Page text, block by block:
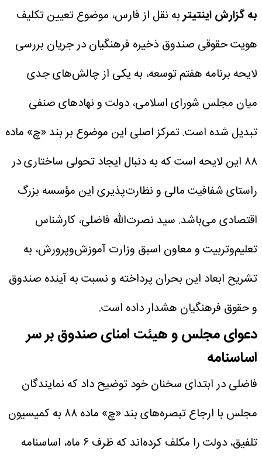
به گزارش اینتیتربه نقل از فارس، موضوع تعیین تکلیف
هویت حقوقی صندوق ذخیره فرهنگیان در جریان بررسی
لایحه برنامه هفتم توسعه، به یکی از چالش‌های جدی
میان مجلس شورای اسلامی، دولت و نهادهای صنفی
تبدیل شده است. تمرکز اصلی این موضوع بر بند «چ» ماده
۸۸ این لایحه است که به دنبال ایجاد تحولی ساختاری در
راستای شفافیت مالی و نظارت‌پذیری این مؤسسه بزرگ
اقتصادی می‌باشد. سید نصرت‌الله فاضلی، کارشناس
تعلیم‌و‌تربیت و معاون اسبق وزارت آموزش‌وپرورش، به
تشریح ابعاد این بحران پرداخته و نسبت به آینده صندوق
و حقوق فرهنگیان هشدار داده است.
دعوای مجلس و هیئت امنای صندوق بر سر
اساسنامه
فاضلی در ابتدای سخنان خود توضیح داد که نمایندگان
مجلس با ارجاع تبصره‌های بند «چ» ماده ۸۸ به کمیسیون
تلفیق، دولت را مکلف کرده‌اند که ظرف ۶ ماه، اساسنامه